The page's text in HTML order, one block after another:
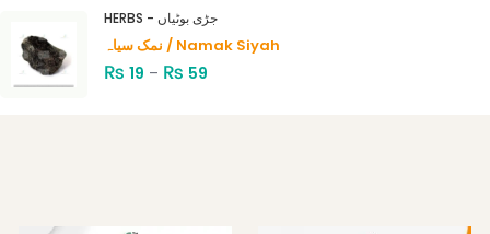
HERBS - جڑی بوٹیاں
نمک سیاہ / Namak Siyah
₨ 19 – ₨ 59